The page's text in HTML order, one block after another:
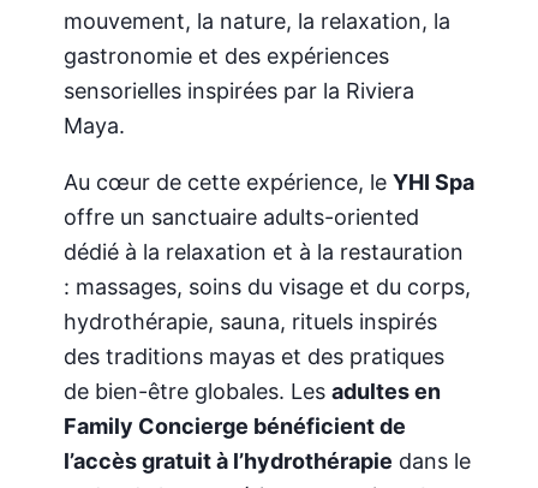
mouvement, la nature, la relaxation, la
gastronomie et des expériences
sensorielles inspirées par la Riviera
Maya.
Au cœur de cette expérience, le YHI Spa
offre un sanctuaire adults-oriented
dédié à la relaxation et à la restauration
: massages, soins du visage et du corps,
hydrothérapie, sauna, rituels inspirés
des traditions mayas et des pratiques
de bien-être globales. Les adultes en
Family Concierge bénéficient de
l’accès gratuit à l’hydrothérapie dans le